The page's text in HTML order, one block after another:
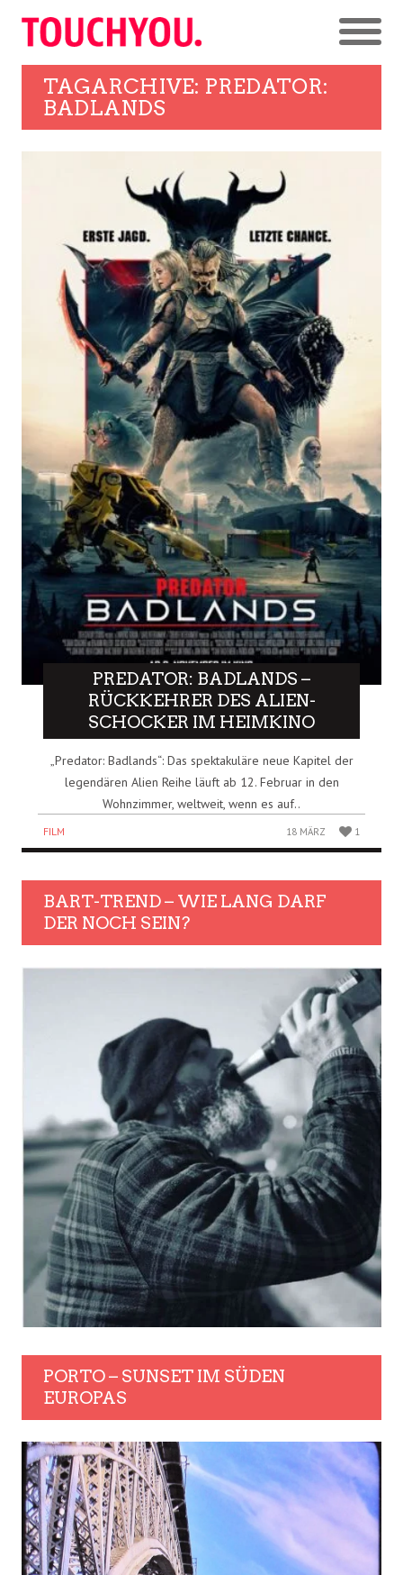
TAGARCHIVE: PREDATOR:
BADLANDS
PREDATOR: BADLANDS –
RÜCKKEHRER DES ALIEN-
SCHOCKER IM HEIMKINO
„Predator: Badlands“: Das spektakuläre neue Kapitel der
legendären Alien Reihe läuft ab 12. Februar in den
Wohnzimmer, weltweit, wenn es auf..
FILM 18 MÄRZ 1
BART-TREND – WIE LANG DARF
DER NOCH SEIN?
PORTO – SUNSET IM SÜDEN
EUROPAS